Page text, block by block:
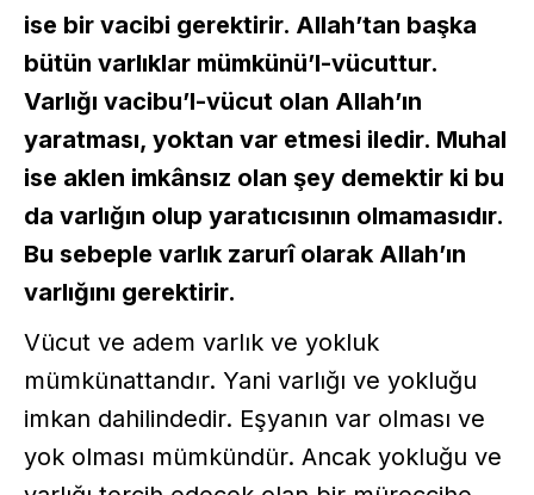
ise bir vacibi gerektirir. Allah’tan başka
bütün varlıklar mümkünü’l-vücuttur.
Varlığı vacibu’l-vücut olan Allah’ın
yaratması, yoktan var etmesi iledir. Muhal
ise aklen imkânsız olan şey demektir ki bu
da varlığın olup yaratıcısının olmamasıdır.
Bu sebeple varlık zarurî olarak Allah’ın
varlığını gerektirir.
Vücut ve adem varlık ve yokluk
mümkünattandır. Yani varlığı ve yokluğu
imkan dahilindedir. Eşyanın var olması ve
yok olması mümkündür. Ancak yokluğu ve